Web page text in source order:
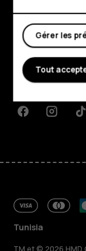
À propos
Planet and
Facebook
Tunisia
TM et © 2026 HMD
Gérer les
Tout